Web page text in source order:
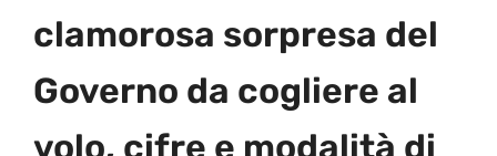
clamorosa sorpresa del
Governo da cogliere al
volo, cifre e modalità di